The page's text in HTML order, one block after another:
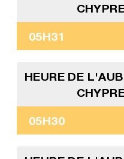
05H31
HEURE DE
05H30